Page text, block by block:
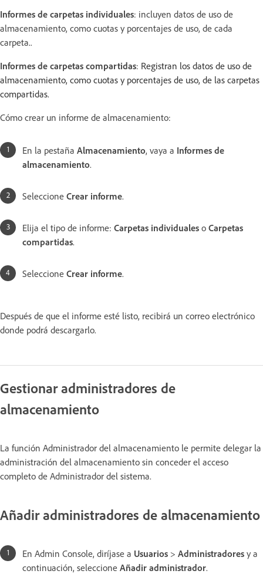
Informes de carpetas individuales: incluyen datos de uso de
almacenamiento, como cuotas y porcentajes de uso, de cada
carpeta..
Informes de carpetas compartidas: Registran los datos de uso de
almacenamiento, como cuotas y porcentajes de uso, de las carpetas
compartidas.
Cómo crear un informe de almacenamiento:
En la pestaña Almacenamiento, vaya a Informes de
almacenamiento.
Seleccione Crear informe.
Elija el tipo de informe: Carpetas individuales o Carpetas
compartidas.
Seleccione Crear informe.
Después de que el informe esté listo, recibirá un correo electrónico
donde podrá descargarlo.
Gestionar administradores de
almacenamiento
La función Administrador del almacenamiento le permite delegar la
administración del almacenamiento sin conceder el acceso
completo de Administrador del sistema.
Añadir administradores de almacenamiento
En Admin Console, diríjase a Usuarios > Administradores y a
continuación, seleccione Añadir administrador.